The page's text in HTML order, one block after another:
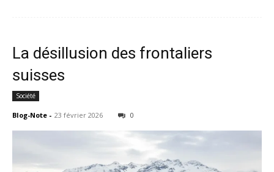
La désillusion des frontaliers
suisses
Société
Blog-Note - 23 février 2026 0